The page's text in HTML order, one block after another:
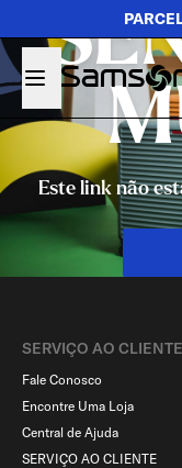
Este link não
SERVIÇO AO CLIENTE​
Fale Conosco
Encontre Uma Loja
Central de Ajuda
SERVIÇO AO CLIENTE